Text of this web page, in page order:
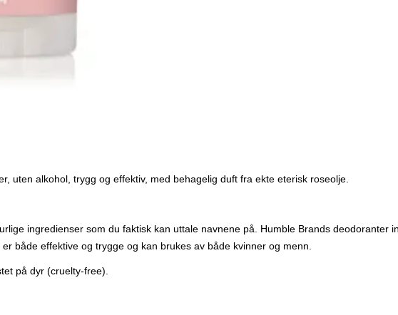
uten alkohol, trygg og effektiv, med behagelig duft fra ekte eterisk roseolje.
ingredienser som du faktisk kan uttale navnene på. Humble Brands deodoranter
både effektive og trygge og kan brukes av både kvinner og menn.
på dyr (cruelty-free).